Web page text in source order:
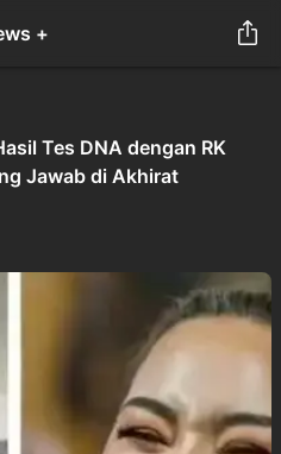
+
Tes DNA dengan RK
Jawab di Akhirat